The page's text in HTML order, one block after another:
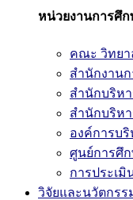
หน่วยงานการศึก
คณะ วิทยา
สำนักงาน
สำนักบริห
สำนักบริห
องค์การบ
ศูนย์การศึ
การประเมิ
วิจัยและนวัตกรร